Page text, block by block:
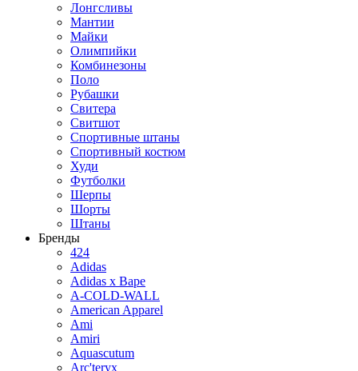
Лонгсливы
Мантии
Майки
Олимпийки
Комбинезоны
Поло
Рубашки
Свитера
Свитшот
Спортивные штаны
Спортивный костюм
Худи
Футболки
Шерпы
Шорты
Штаны
Бренды
424
Adidas
Adidas x Bape
A-COLD-WALL
American Apparel
Ami
Amiri
Aquascutum
Arc'teryx